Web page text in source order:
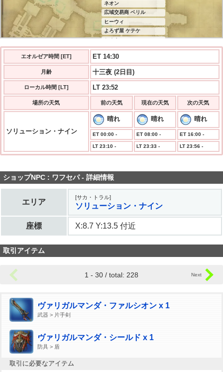
ネオン
広域交易商 ベリル
ヒーウィ
よろず屋 ケテケ
セオネ
ゼイル
エイレーネー
エオルゼア時間 [ET] ET 14:30
月齢 十三夜 (2日目)
ローカル時間 [LT] LT 23:52
場所の天気 前の天気 現在の天気 次の天気
ソリューション・ナイン
晴れ 晴れ 晴れ
ET 00:00 - ET 08:00 - ET 16:00 -
LT 23:10 - LT 23:33 - LT 23:56 -
ショップNPC : ワフセパ - 詳細情報
エリア
[サカ・トラル]
ソリューション・ナイン
座標 X:8.7 Y:13.5 付近
取引アイテム
1 - 30 / total: 228
ヴァリガルマンダ・ファルシオン x 1
武器 > 片手剣
ヴァリガルマンダ・シールド x 1
防具 > 盾
取引に必要なアイテム